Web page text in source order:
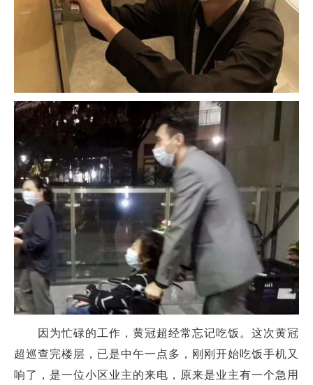
因为忙碌的工作，黄冠超经常忘记吃饭。这次黄冠
超巡查完楼层，已是中午一点多，刚刚开始吃饭手机又
响了，是一位小区业主的来电，原来是业主有一个急用